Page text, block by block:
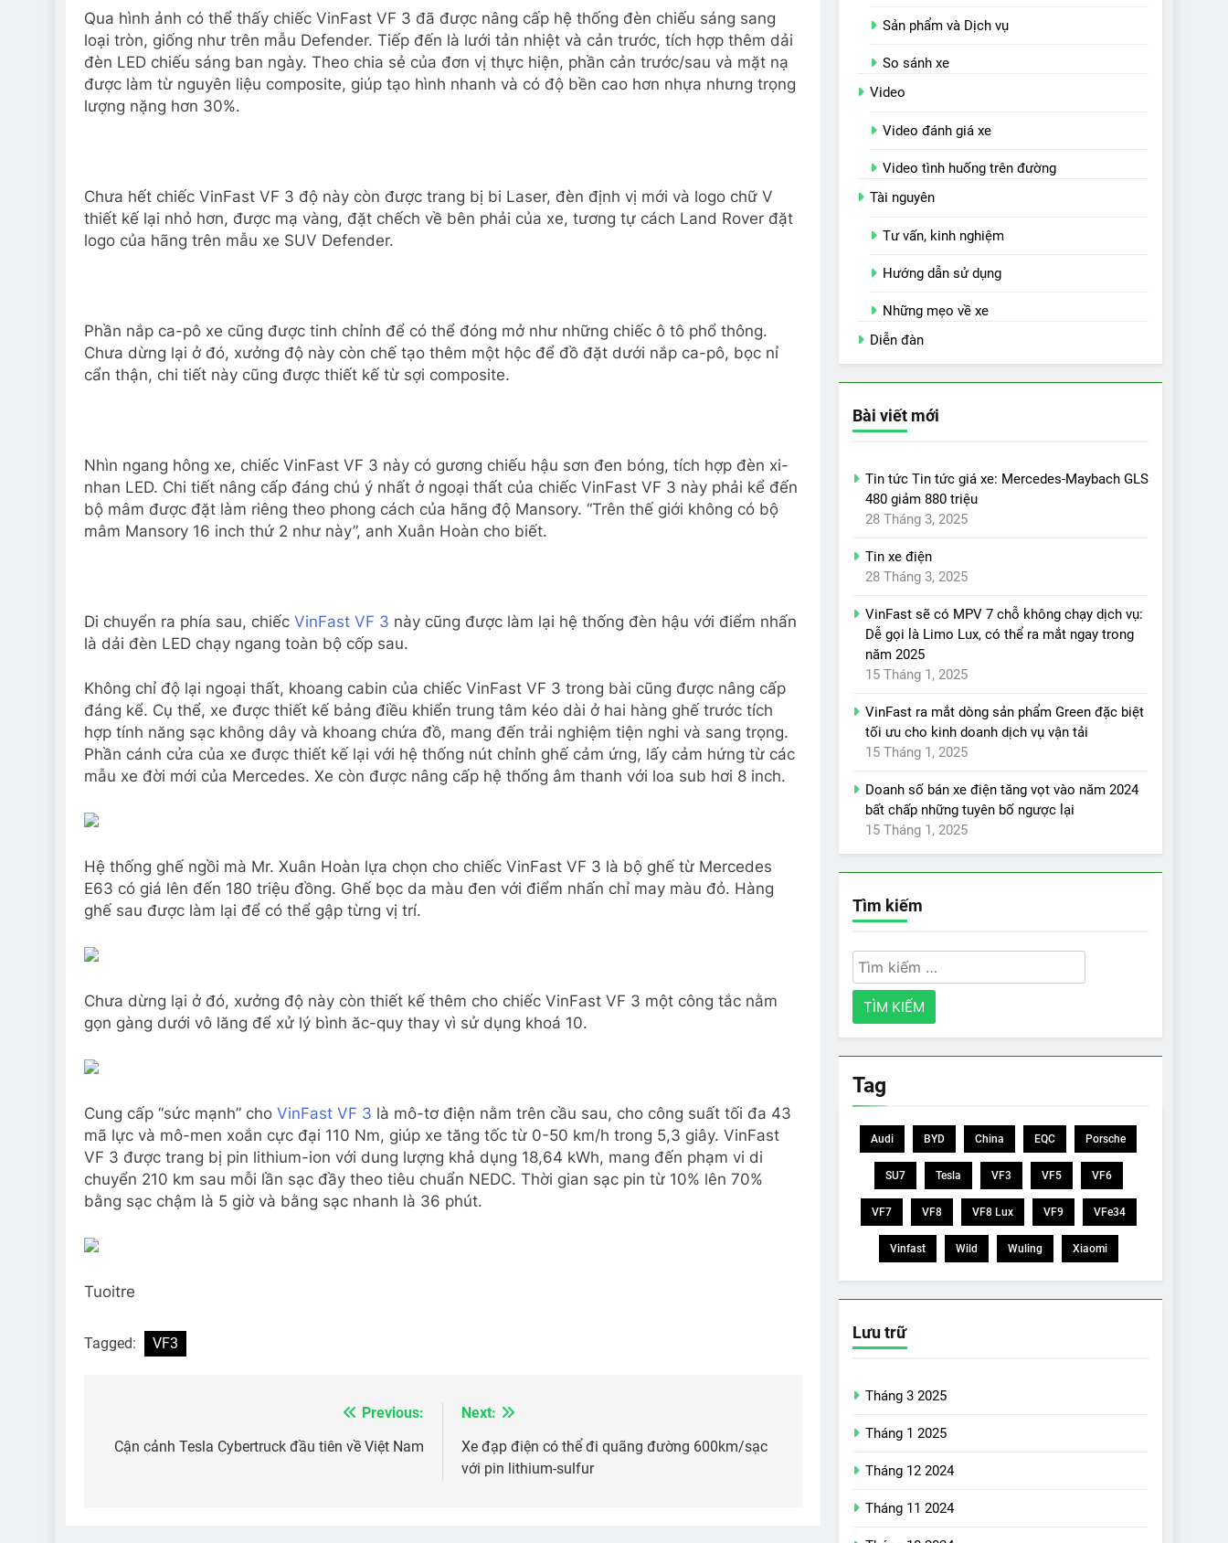
Qua hình ảnh có thể thấy chiếc VinFast VF 3 đã được nâng cấp hệ thống đèn chiếu sáng sang
loại tròn, giống như trên mẫu Defender. Tiếp đến là lưới tản nhiệt và cản trước, tích hợp thêm dải
đèn LED chiếu sáng ban ngày. Theo chia sẻ của đơn vị thực hiện, phần cản trước/sau và mặt nạ
được làm từ nguyên liệu composite, giúp tạo hình nhanh và có độ bền cao hơn nhựa nhưng trọng
lượng nặng hơn 30%.
Chưa hết chiếc VinFast VF 3 độ này còn được trang bị bi Laser, đèn định vị mới và logo chữ V
thiết kế lại nhỏ hơn, được mạ vàng, đặt chếch về bên phải của xe, tương tự cách Land Rover đặt
logo của hãng trên mẫu xe SUV Defender.
Phần nắp ca-pô xe cũng được tinh chỉnh để có thể đóng mở như những chiếc ô tô phổ thông.
Chưa dừng lại ở đó, xưởng độ này còn chế tạo thêm một hộc để đồ đặt dưới nắp ca-pô, bọc nỉ
cẩn thận, chi tiết này cũng được thiết kế từ sợi composite.
Nhìn ngang hông xe, chiếc VinFast VF 3 này có gương chiếu hậu sơn đen bóng, tích hợp đèn xi-
nhan LED. Chi tiết nâng cấp đáng chú ý nhất ở ngoại thất của chiếc VinFast VF 3 này phải kể đến
bộ mâm được đặt làm riêng theo phong cách của hãng độ Mansory. “Trên thế giới không có bộ
mâm Mansory 16 inch thứ 2 như này”, anh Xuân Hoàn cho biết.
Di chuyển ra phía sau, chiếc VinFast VF 3 này cũng được làm lại hệ thống đèn hậu với điểm nhấn
là dải đèn LED chạy ngang toàn bộ cốp sau.
Không chỉ độ lại ngoại thất, khoang cabin của chiếc VinFast VF 3 trong bài cũng được nâng cấp
đáng kể. Cụ thể, xe được thiết kế bảng điều khiển trung tâm kéo dài ở hai hàng ghế trước tích
hợp tính năng sạc không dây và khoang chứa đồ, mang đến trải nghiệm tiện nghi và sang trọng.
Phần cánh cửa của xe được thiết kế lại với hệ thống nút chỉnh ghế cảm ứng, lấy cảm hứng từ các
mẫu xe đời mới của Mercedes. Xe còn được nâng cấp hệ thống âm thanh với loa sub hơi 8 inch.
Hệ thống ghế ngồi mà Mr. Xuân Hoàn lựa chọn cho chiếc VinFast VF 3 là bộ ghế từ Mercedes
E63 có giá lên đến 180 triệu đồng. Ghế bọc da màu đen với điểm nhấn chỉ may màu đỏ. Hàng
ghế sau được làm lại để có thể gập từng vị trí.
Chưa dừng lại ở đó, xưởng độ này còn thiết kế thêm cho chiếc VinFast VF 3 một công tắc nằm
gọn gàng dưới vô lăng để xử lý bình ăc-quy thay vì sử dụng khoá 10.
Cung cấp “sức mạnh” cho VinFast VF 3 là mô-tơ điện nằm trên cầu sau, cho công suất tối đa 43
mã lực và mô-men xoắn cực đại 110 Nm, giúp xe tăng tốc từ 0-50 km/h trong 5,3 giây. VinFast
VF 3 được trang bị pin lithium-ion với dung lượng khả dụng 18,64 kWh, mang đến phạm vi di
chuyển 210 km sau mỗi lần sạc đầy theo tiêu chuẩn NEDC. Thời gian sạc pin từ 10% lên 70%
bằng sạc chậm là 5 giờ và bằng sạc nhanh là 36 phút.
Tuoitre
Tagged: VF3
hướng
Previous:
Cận cảnh Tesla Cybertruck đầu tiên về Việt Nam
Next:
Xe đạp điện có thể đi quãng đường 600km/sạc
với pin lithium-sulfur
Sản phẩm và Dịch vụ
So sánh xe
Video
Video đánh giá xe
Video tình huống trên đường
Tài nguyên
Tư vấn, kinh nghiệm
Hướng dẫn sử dụng
Những mẹo về xe
Diễn đàn
Bài viết mới
Tin tức Tin tức giá xe: Mercedes-Maybach GLS
480 giảm 880 triệu
28 Tháng 3, 2025
Tin xe điện
28 Tháng 3, 2025
VinFast sẽ có MPV 7 chỗ không chạy dịch vụ:
Dễ gọi là Limo Lux, có thể ra mắt ngay trong
năm 2025
15 Tháng 1, 2025
VinFast ra mắt dòng sản phẩm Green đặc biệt
tối ưu cho kinh doanh dịch vụ vận tải
15 Tháng 1, 2025
Doanh số bán xe điện tăng vọt vào năm 2024
bất chấp những tuyên bố ngược lại
15 Tháng 1, 2025
Tìm kiếm
Tìm
kiếm
cho:
Tag
Audi BYD China EQC Porsche
SU7 Tesla VF3 VF5 VF6
VF7 VF8 VF8 Lux VF9 VFe34
Vinfast Wild Wuling Xiaomi
Lưu trữ
Tháng 3 2025
Tháng 1 2025
Tháng 12 2024
Tháng 11 2024